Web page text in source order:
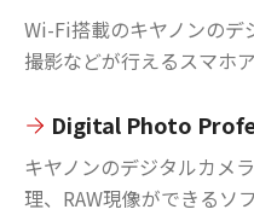
Wi-Fi搭載のキヤノンのデ
撮影などが行えるスマホア
Digital Photo
キヤノンのデジタルカメ
理、RAW現像ができるソ